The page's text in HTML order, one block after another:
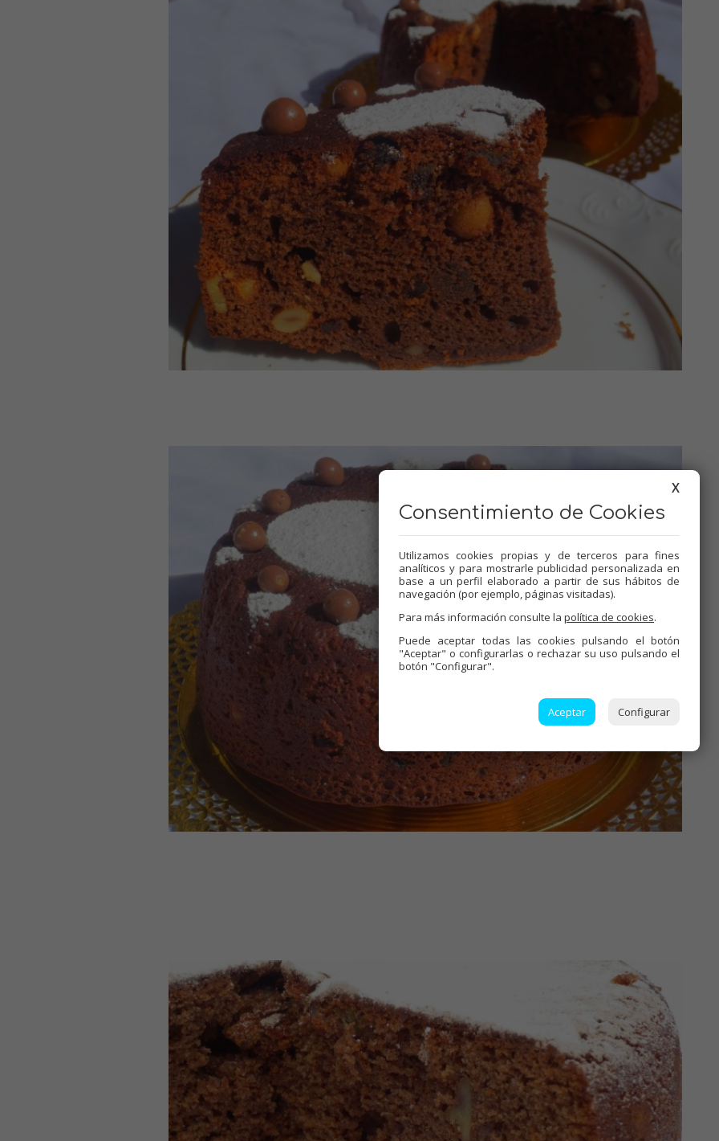
X
Consentimiento de Cookies
Utilizamos cookies propias y de terceros para fines
analíticos y para mostrarle publicidad personalizada en
base a un perfil elaborado a partir de sus hábitos de
navegación (por ejemplo, páginas visitadas).
Para más información consulte la política de cookies.
Puede aceptar todas las cookies pulsando el botón
"Aceptar" o configurarlas o rechazar su uso pulsando el
botón "Configurar".
Aceptar Configurar